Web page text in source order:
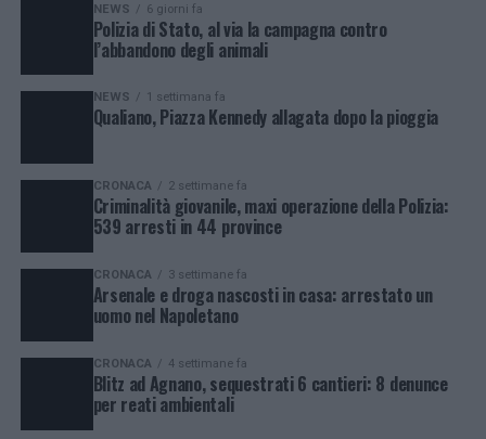
NEWS 6 giorni fa
Polizia di Stato, al via la campagna contro
l’abbandono degli animali
NEWS 1 settimana fa
Qualiano, Piazza Kennedy allagata dopo la pioggia
CRONACA 2 settimane fa
Criminalità giovanile, maxi operazione della Polizia:
539 arresti in 44 province
CRONACA 3 settimane fa
Arsenale e droga nascosti in casa: arrestato un
uomo nel Napoletano
CRONACA 4 settimane fa
Blitz ad Agnano, sequestrati 6 cantieri: 8 denunce
per reati ambientali